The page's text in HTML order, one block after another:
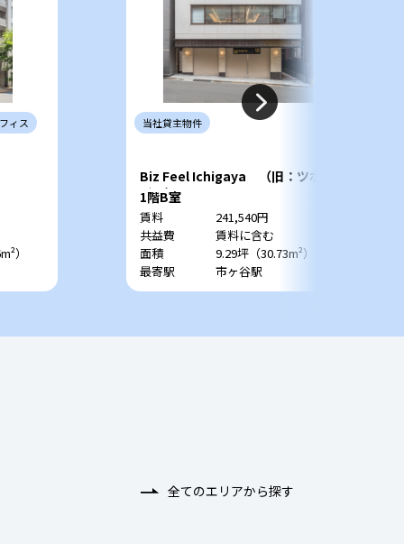
ィス
）
当社貸主物件
Biz Feel Ichigaya （旧：ツボヤ
ビル）
1階B室
賃料
241,540円
共益費
賃料に含む
面積
9.29坪（30.73m²）
最寄駅
市ヶ谷駅
全てのエリアから探す